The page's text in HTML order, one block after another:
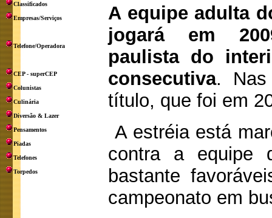
Classificados
Empresas/Serviços
Telefone/Operadora
CEP - superCEP
Colunistas
Culinária
Diversão & Lazer
Pensamentos
Piadas
Telefones
Torpedos
A equipe adulta
jogará em
paulista do
consecutiva. Nas
título, que foi em
A estréia está
contra a equipe
bastante
campeonato em